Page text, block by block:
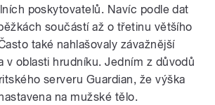
poskytovatelů. Navíc podle dat
součástí až o třetinu většího
také nahlašovaly závažnější
v oblasti hrudníku. Jedním z důvodů
serveru Guardian, že výška
na mužské tělo.